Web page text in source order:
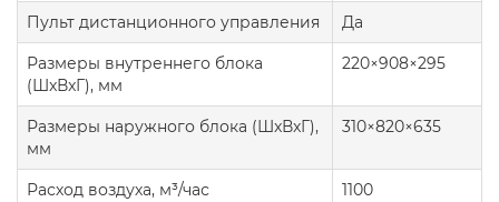
Пульт дистанционного управления Да
Размеры внутреннего блока
(ШxВxГ), мм
220×908×295
Размеры наружного блока (ШxВxГ),
мм
310×820×635
Расход воздуха, м³/час 1100